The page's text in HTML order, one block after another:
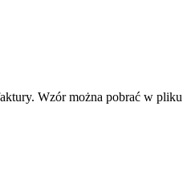
Wzór można pobrać w